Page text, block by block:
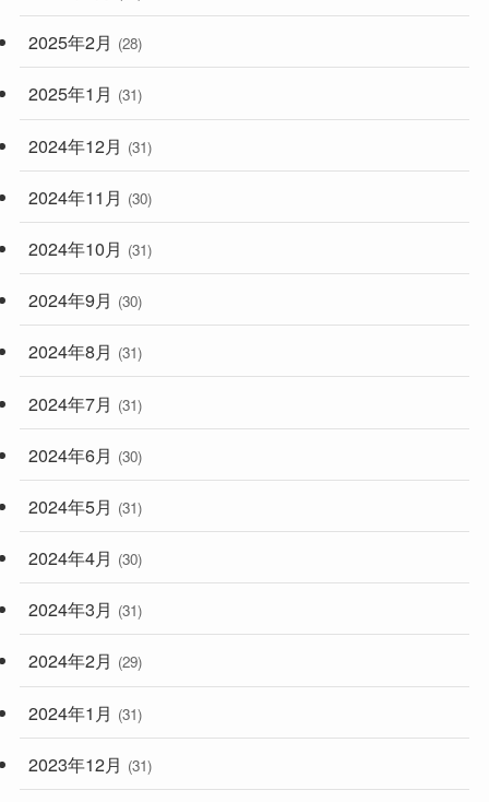
2025年2月 (28)
2025年1月 (31)
2024年12月 (31)
2024年11月 (30)
2024年10月 (31)
2024年9月 (30)
2024年8月 (31)
2024年7月 (31)
2024年6月 (30)
2024年5月 (31)
2024年4月 (30)
2024年3月 (31)
2024年2月 (29)
2024年1月 (31)
2023年12月 (31)